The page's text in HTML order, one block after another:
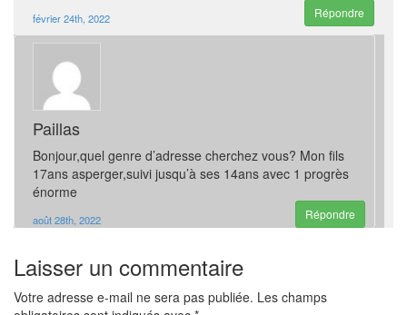
février 24th, 2022 Répondre
Paillas
Bonjour,quel genre d’adresse cherchez vous? Mon fils
17ans asperger,suivi jusqu’à ses 14ans avec 1 progrès
énorme
août 28th, 2022 Répondre
Laisser un commentaire
Votre adresse e-mail ne sera pas publiée. Les champs